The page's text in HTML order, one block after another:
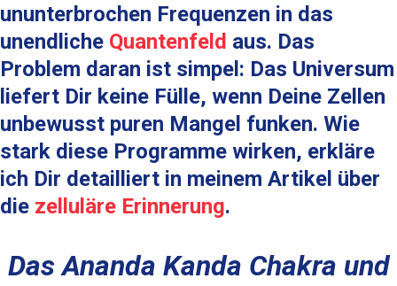
ununterbrochen Frequenzen in das
unendliche Quantenfeld aus. Das
Problem daran ist simpel: Das Universum
liefert Dir keine Fülle, wenn Deine Zellen
unbewusst puren Mangel funken. Wie
stark diese Programme wirken, erkläre
ich Dir detailliert in meinem Artikel über
die zelluläre Erinnerung.
Das Ananda Kanda Chakra und